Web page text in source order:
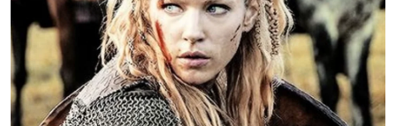
Pembinaan RTS Link Johor Bahru-Singapura capai
36 peratus
Muat turun aplikasi Sinar Harian.Klik di sini!